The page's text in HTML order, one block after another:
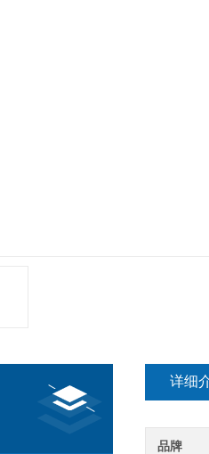
详细
品牌